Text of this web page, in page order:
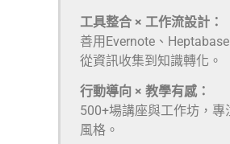
工具整合 × 工作流設計：
善用Evernote、
從資訊收集到知識轉化。
行動導向 × 教學有感：
500+場講座與工作坊，
風格。